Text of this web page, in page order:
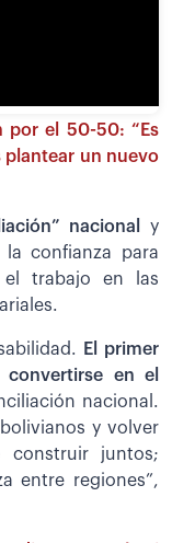
por el 50-50: “Es
plantear un nuevo
nacional
y
confianza para
trabajo en las
El primer
en el
nacional.
y volver
construir juntos;
entre regiones”,